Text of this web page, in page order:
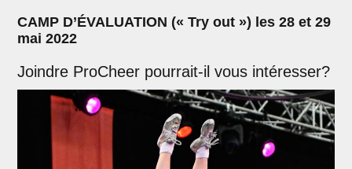
CAMP D’ÉVALUATION (« Try out ») les 28 et 29
mai 2022
Joindre ProCheer pourrait-il vous intéresser?